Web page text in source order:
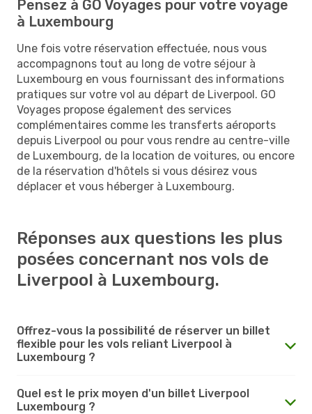
Pensez à GO Voyages pour votre voyage
à Luxembourg
Une fois votre réservation effectuée, nous vous
accompagnons tout au long de votre séjour à
Luxembourg en vous fournissant des informations
pratiques sur votre vol au départ de Liverpool. GO
Voyages propose également des services
complémentaires comme les transferts aéroports
depuis Liverpool ou pour vous rendre au centre-ville
de Luxembourg, de la location de voitures, ou encore
de la réservation d'hôtels si vous désirez vous
déplacer et vous héberger à Luxembourg.
Réponses aux questions les plus
posées concernant nos vols de
Liverpool à Luxembourg.
Offrez-vous la possibilité de réserver un billet
flexible pour les vols reliant Liverpool à
Luxembourg ?
Quel est le prix moyen d'un billet Liverpool
Luxembourg ?